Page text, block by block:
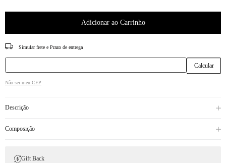
Adicionar ao Carrinho
CEP
Não sei meu CEP
Descrição
Composição
Gift Back